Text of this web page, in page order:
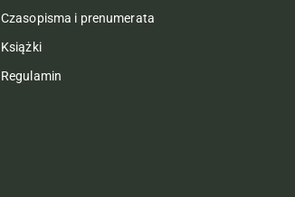
Czasopisma i prenumerata
Książki
Regulamin